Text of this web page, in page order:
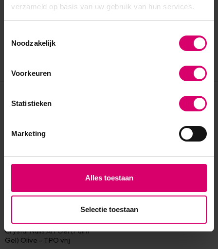
verzameld op basis van uw gebruik van hun services.
Noodzakelijk
Voorkeuren
Statistieken
Marketing
Alles toestaan
Selectie toestaan
Eerder bekeken
Crystal Nails Art Gel (Paint
Gel) Olive - TPO vrij